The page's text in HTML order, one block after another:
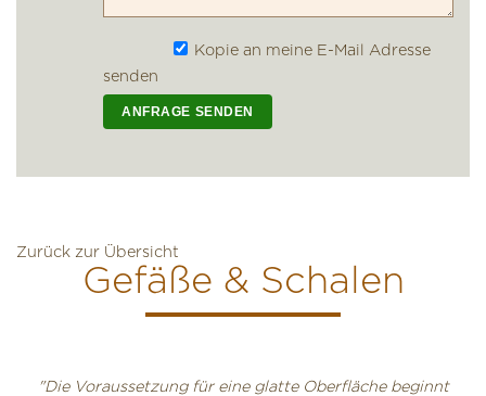
Kopie an meine E-Mail Adresse
senden
Zurück zur Übersicht
Gefäße & Schalen
"Die Voraussetzung für eine glatte Oberfläche beginnt